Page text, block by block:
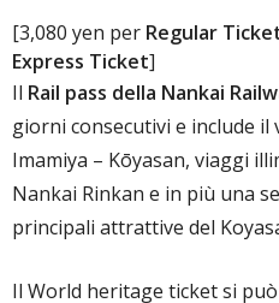
[3,080 yen per Regular
Express Ticket]
Il Rail pass della Nankai
giorni consecutivi e include il
Imamiya – Kōyasan, viaggi
Nankai Rinkan e in più una
principali attrattive del
Il World heritage ticket si